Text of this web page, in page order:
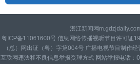
湛江新闻网
粤ICP备11061600号 信息网络传播视听节目许可证
（总）网出证（粤）字第004号 广播电视节目制作
互联网违法和不良信息举报受理方式 网站举报电话：